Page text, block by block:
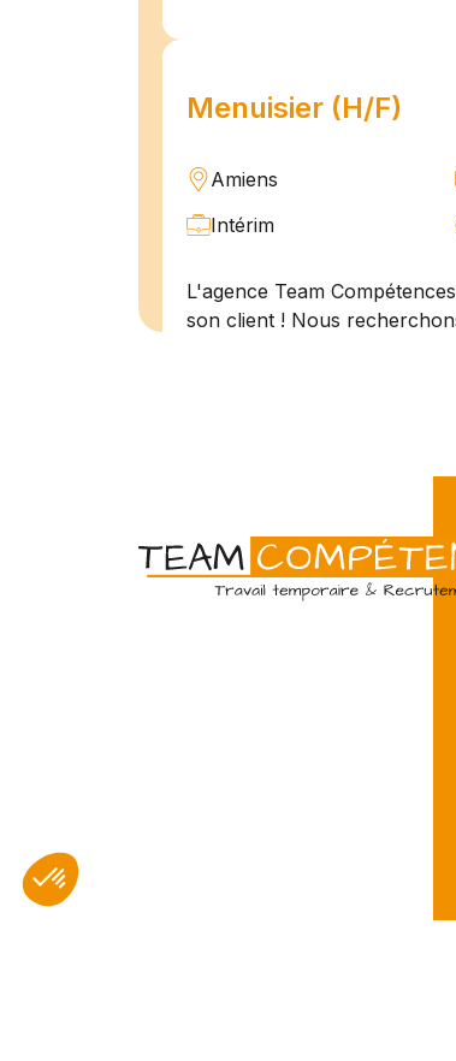
Menuisier (H/F)
Amiens
Intérim
L'agence Team
son client ! Nous
Amiens
L'agence TEAM
client, des Techniciens de